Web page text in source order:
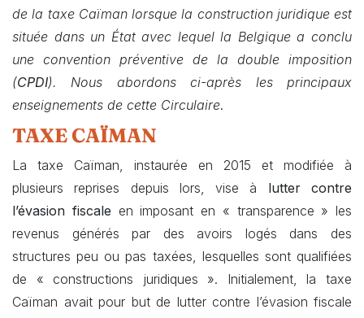
de la taxe Caïman lorsque la construction juridique est
située dans un État avec lequel la Belgique a conclu
une convention préventive de la double imposition
(CPDI). Nous abordons ci-après les principaux
enseignements de cette Circulaire.
TAXE CAÏMAN
La taxe Caïman, instaurée en 2015 et modifiée à
plusieurs reprises depuis lors, vise à lutter contre
l’évasion fiscale en imposant en « transparence » les
revenus générés par des avoirs logés dans des
structures peu ou pas taxées, lesquelles sont qualifiées
de « constructions juridiques ». Initialement, la taxe
Caïman avait pour but de lutter contre l’évasion fiscale